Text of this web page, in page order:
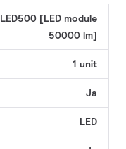
LED500 [LED module
50000 lm]
1 unit
Ja
LED